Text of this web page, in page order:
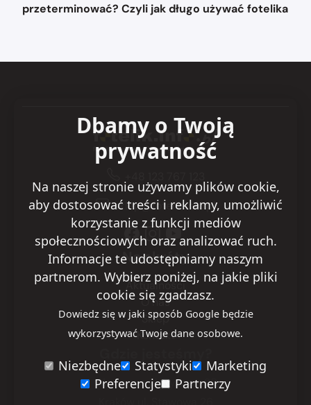
przeterminować? Czyli jak długo używać fotelika
sklep@fotelik.info.pl
Na skróty
Aktualności
O nas
Sklep
Kontakt
Warszawaul. Ryżowa 29
Dbamy o Twoją
prywatność
Na naszej stronie używamy plików cookie,
aby dostosować treści i reklamy, umożliwić
korzystanie z funkcji mediów
społecznościowych oraz analizować ruch.
Informacje te udostępniamy naszym
partnerom. Wybierz poniżej, na jakie pliki
cookie się zgadzasz.
Dowiedz się w jaki sposób Google będzie
wykorzystywać Twoje dane osobowe.
Niezbędne Statystyki
Marketing
Preferencje
Partnerzy